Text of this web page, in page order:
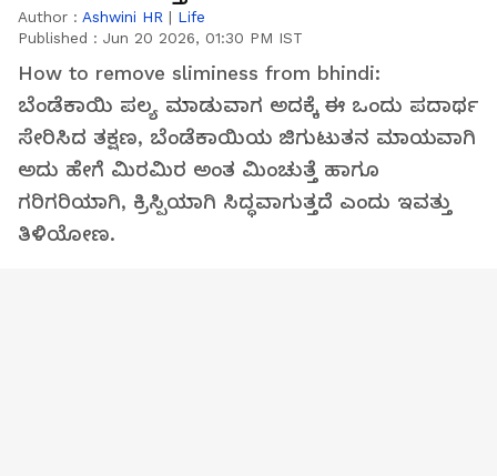
Author : Ashwini HR | Life
Published : Jun 20 2026, 01:30 PM IST
How to remove sliminess from bhindi:
ಬೆಂಡೆಕಾಯಿ ಪಲ್ಯ ಮಾಡುವಾಗ ಅದಕ್ಕೆ ಈ ಒಂದು ಪದಾರ್ಥ
ಸೇರಿಸಿದ ತಕ್ಷಣ, ಬೆಂಡೆಕಾಯಿಯ ಜಿಗುಟುತನ ಮಾಯವಾಗಿ
ಅದು ಹೇಗೆ ಮಿರಮಿರ ಅಂತ ಮಿಂಚುತ್ತೆ ಹಾಗೂ
ಗರಿಗರಿಯಾಗಿ, ಕ್ರಿಸ್ಪಿಯಾಗಿ ಸಿದ್ಧವಾಗುತ್ತದೆ ಎಂದು ಇವತ್ತು
ತಿಳಿಯೋಣ.